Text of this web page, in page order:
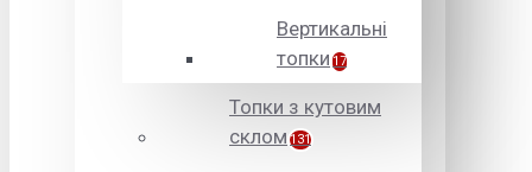
Вертикальні
топки 17
Топки з кутовим
склом 131